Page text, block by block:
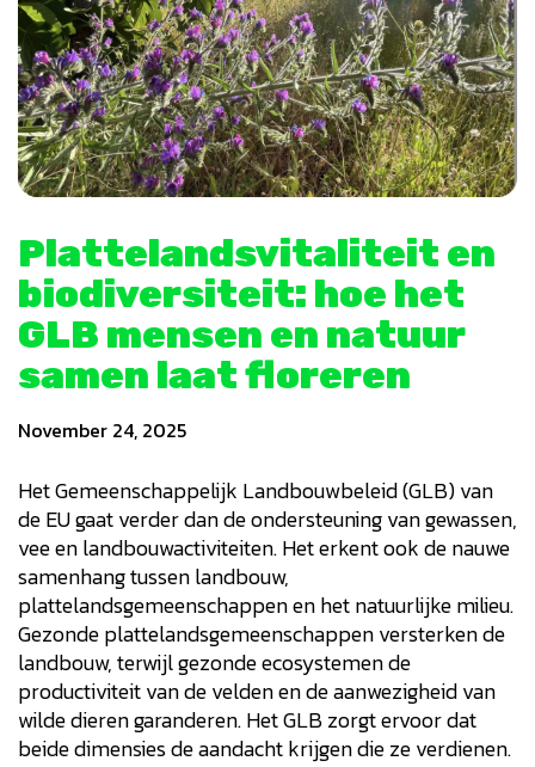
Plattelandsvitaliteit en
biodiversiteit: hoe het
GLB mensen en natuur
samen laat floreren
November 24, 2025
Het Gemeenschappelijk Landbouwbeleid (GLB) van
de EU gaat verder dan de ondersteuning van gewassen,
vee en landbouwactiviteiten. Het erkent ook de nauwe
samenhang tussen landbouw,
plattelandsgemeenschappen en het natuurlijke milieu.
Gezonde plattelandsgemeenschappen versterken de
landbouw, terwijl gezonde ecosystemen de
productiviteit van de velden en de aanwezigheid van
wilde dieren garanderen. Het GLB zorgt ervoor dat
beide dimensies de aandacht krijgen die ze verdienen.